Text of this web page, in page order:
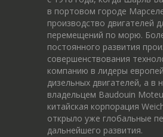
в портовом городе
производство двигателей
перемещений по морю.
постоянного развития
совершенствования
компанию в лидеры
дизельных двигателей, а в
владельцем Baudouin
китайская корпорация
открыло уже глобальные
дальнейшего развития.